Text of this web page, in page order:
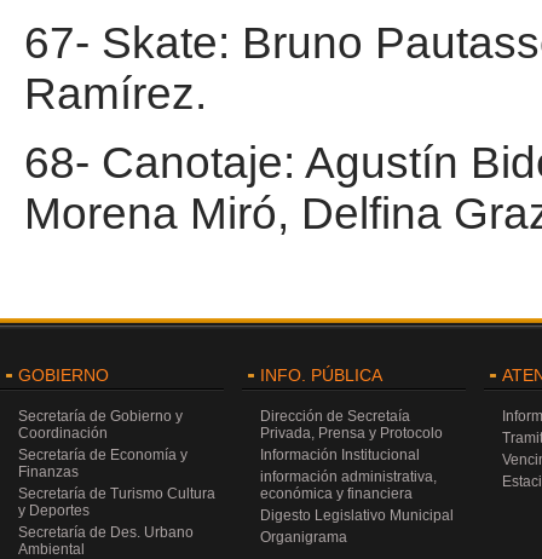
67- Skate: Bruno
Ramírez.
68- Canotaje: Agustín
Morena Miró, Delfina
GOBIERNO
Secretaría de Gobierno y
Coordinación
Secretaría de Economía y
Finanzas
Secretaría de Turismo Cultura
y Deportes
Secretaría de Des. Urbano
Ambiental
INFO. PÚBLICA
Dirección de Secretaía
Privada, Prensa y Protocolo
Información Institucional
información administrativa,
económica y financiera
Digesto Legislativo Municipal
Organigrama